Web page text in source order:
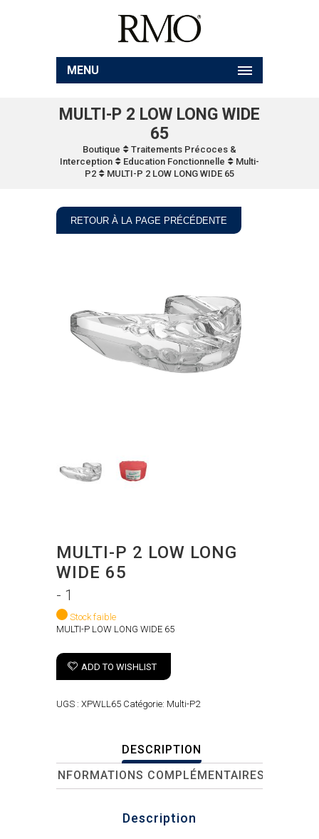
MENU
MULTI-P 2 LOW LONG WIDE
65
Boutique
Traitements Précoces &
Interception
Education Fonctionnelle
Multi-
P2
MULTI-P 2 LOW LONG WIDE 65
RETOUR À LA PAGE PRÉCÉDENTE
MULTI-P 2 LOW LONG
WIDE 65
- 1
Stock faible
MULTI-P LOW LONG WIDE 65
ADD TO WISHLIST
UGS : XPWLL65 Catégorie: Multi-P2
DESCRIPTION
INFORMATIONS COMPLÉMENTAIRES
Description